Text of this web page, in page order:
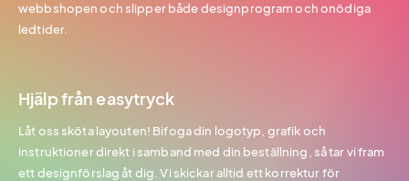
webbshopen och slipper både designprogram och onödiga
ledtider.
Hjälp från easytryck
Låt oss sköta layouten! Bifoga din logotyp, grafik och
instruktioner direkt i samband med din beställning, så tar vi fram
ett designförslag åt dig. Vi skickar alltid ett korrektur för